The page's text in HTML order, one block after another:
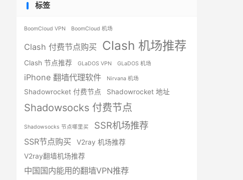
标签
BoomCloud VPN BoomCloud 机场
Clash 付费节点购买 Clash 机场推荐
Clash 节点推荐 GLaDOS VPN GLaDOS 机场
iPhone 翻墙代理软件 Nirvana 机场
Shadowrocket 付费节点 Shadowrocket 地址
Shadowsocks 付费节点
Shadowsocks 节点哪里买 SSR机场推荐
SSR节点购买
V2ray 机场推荐
V2ray翻墙机场推荐
中国国内能用的翻墙VPN推荐